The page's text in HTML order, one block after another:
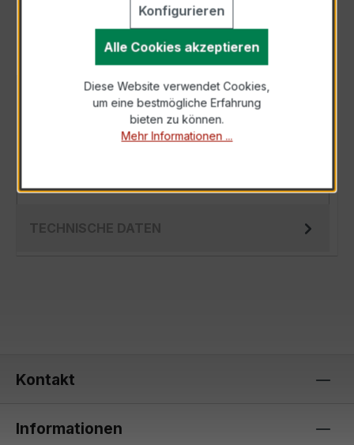
BESCHREIBUNG
Der Wickelstromwandler WSK 40 2,5/5A 5VA
Kl.1 ist ein kompakter, hochpräziser
TECHNISCHE DATEN
Kontakt
Informationen
Konfigurieren
Alle Cookies akzeptieren
Diese Website verwendet Cookies,
um eine bestmögliche Erfahrung
bieten zu können.
Mehr Informationen ...